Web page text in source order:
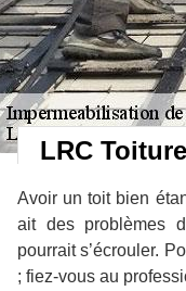
LRC
Avoir un toit bien
ait des problèmes
pourrait s’écrouler.
; fiez-vous au